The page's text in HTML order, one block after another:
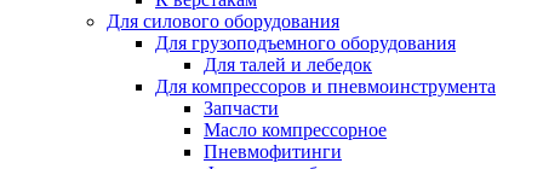
Для силового оборудования
Для грузоподъемного оборудования
Для талей и лебедок
Для компрессоров и пневмоинструмента
Запчасти
Масло компрессорное
Пневмофитинги